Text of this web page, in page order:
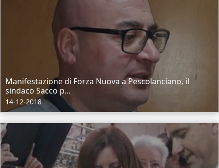
Manifestazione di Forza Nuova a Pescolanciano, il
sindaco Sacco p...
14-12-2018